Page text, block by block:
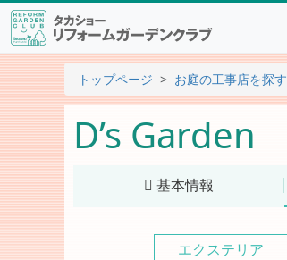
トップページ お庭の工事店を探す
D’s Garden
基本情報
エクステリア